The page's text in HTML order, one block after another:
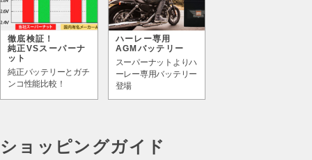
徹底検証！
純正VSスーパーナ
ット
純正バッテリーとガチ
ンコ性能比較！
ハーレー専用
AGMバッテリー
スーパーナットよりハ
ーレー専用バッテリー
登場
ショッピングガイド